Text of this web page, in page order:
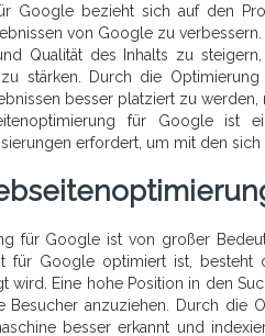
Google bezieht sich auf den
von Google zu
Qualität des Inhalts zu
stärken. Durch die
besser platziert zu
für Google ist
erfordert, um mit den
für Google ist von großer
für Google optimiert ist, besteht
wird. Eine hohe Position in den
anzuziehen. Durch die
besser erkannt und